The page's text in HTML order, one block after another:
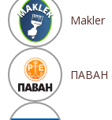
Makler
ПАВАН